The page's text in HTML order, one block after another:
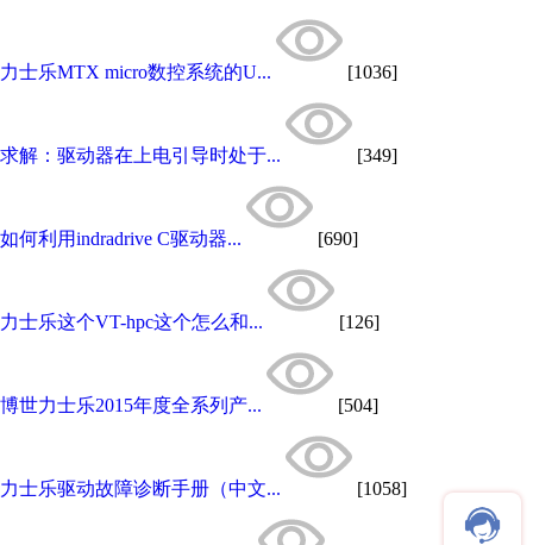
力士乐MTX micro数控系统的U... [1036]
求解：驱动器在上电引导时处于... [349]
如何利用indradrive C驱动器... [690]
力士乐这个VT-hpc这个怎么和... [126]
博世力士乐2015年度全系列产... [504]
力士乐驱动故障诊断手册（中文... [1058]